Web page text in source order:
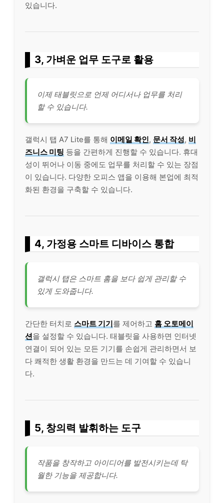
있습니다.
3, 가벼운 업무 도구로 활용
이제 태블릿으로 언제 어디서나 업무를 처리
할 수 있습니다.
갤럭시 탭 A7 Lite를 통해 이메일 확인, 문서 작성, 비
즈니스 미팅 등을 간편하게 진행할 수 있습니다. 휴대
성이 뛰어나 이동 중에도 업무를 처리할 수 있는 장점
이 있습니다. 다양한 오피스 앱을 이용해 본업에 최적
화된 환경을 구축할 수 있습니다.
4, 가정용 스마트 디바이스 통합
갤럭시 탭은 스마트 홈을 보다 쉽게 관리할 수
있게 도와줍니다.
간단한 터치로 스마트 기기를 제어하고 홈 오토메이
션을 설정할 수 있습니다. 태블릿을 사용하면 인터넷
연결이 되어 있는 모든 기기를 손쉽게 관리하면서 보
다 쾌적한 생활 환경을 만드는 데 기여할 수 있습니
다.
5, 창의력 발휘하는 도구
작품을 창작하고 아이디어를 발전시키는데 탁
월한 기능을 제공합니다.